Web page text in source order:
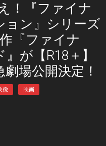
！『ファイナ
ョン』シリーズ
『ファイナ
が【R18＋】
場公開決定！
像 映画